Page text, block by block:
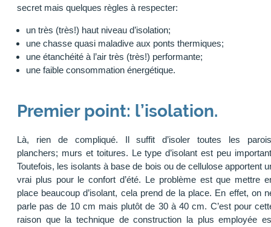
secret mais quelques règles à respecter:
un très (très!) haut niveau d’isolation;
une chasse quasi maladive aux ponts thermiques;
une étanchéité à l’air très (très!) performante;
une faible consommation énergétique.
Premier point: l’isolation.
Là, rien de compliqué. Il suffit d’isoler toutes les
planchers; murs et toitures. Le type d’isolant est peu
Toutefois, les isolants à base de bois ou de cellulose apportent
vrai plus pour le confort d’été. Le problème est que mettre
place beaucoup d’isolant, cela prend de la place. En effet, on
parle pas de 10 cm mais plutôt de 30 à 40 cm. C’est pour
raison que la technique de construction la plus employée